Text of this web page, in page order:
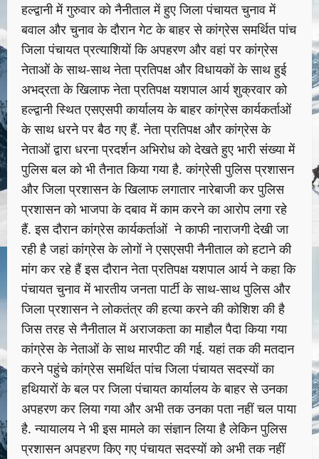
हल्द्वानी में गुरुवार को नैनीताल में हुए जिला पंचायत चुनाव में
बवाल और चुनाव के दौरान गेट के बाहर से कांग्रेस समर्थित पांच
जिला पंचायत प्रत्याशियों कि अपहरण और वहां पर कांग्रेस
नेताओं के साथ-साथ नेता प्रतिपक्ष और विधायकों के साथ हुई
अभद्रता के खिलाफ नेता प्रतिपक्ष यशपाल आर्य शुक्रवार को
हल्द्वानी स्थित एसएसपी कार्यालय के बाहर कांग्रेस कार्यकर्ताओं
के साथ धरने पर बैठ गए हैं. नेता प्रतिपक्ष और कांग्रेस के
नेताओं द्वारा धरना प्रदर्शन अभिरोध को देखते हुए भारी संख्या में
पुलिस बल को भी तैनात किया गया है. कांग्रेसी पुलिस प्रशासन
और जिला प्रशासन के खिलाफ लगातार नारेबाजी कर पुलिस
प्रशासन को भाजपा के दबाव में काम करने का आरोप लगा रहे
हैं. इस दौरान कांग्रेस कार्यकर्ताओं ने काफी नाराजगी देखी जा
रही है जहां कांग्रेस के लोगों ने एसएसपी नैनीताल को हटाने की
मांग कर रहे हैं इस दौरान नेता प्रतिपक्ष यशपाल आर्य ने कहा कि
पंचायत चुनाव में भारतीय जनता पार्टी के साथ-साथ पुलिस और
जिला प्रशासन ने लोकतंत्र की हत्या करने की कोशिश की है
जिस तरह से नैनीताल में अराजकता का माहौल पैदा किया गया
कांग्रेस के नेताओं के साथ मारपीट की गई. यहां तक की मतदान
करने पहुंचे कांग्रेस समर्थित पांच जिला पंचायत सदस्यों का
हथियारों के बल पर जिला पंचायत कार्यालय के बाहर से उनका
अपहरण कर लिया गया और अभी तक उनका पता नहीं चल पाया
है. न्यायालय ने भी इस मामले का संज्ञान लिया है लेकिन पुलिस
प्रशासन अपहरण किए गए पंचायत सदस्यों को अभी तक नहीं